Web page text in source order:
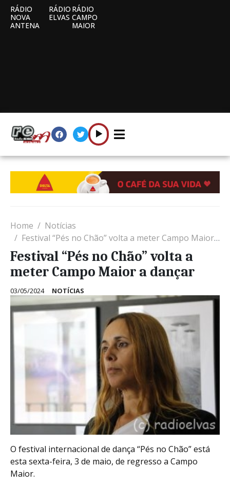
RÁDIO
NOVA
ANTENA
RÁDIO
ELVAS
RÁDIO
CAMPO
MAIOR
Home
Notícias
Festival “Pés no Chão” volta a meter Campo Maior a dançar
Festival “Pés no Chão” volta a
meter Campo Maior a dançar
03/05/2024 NOTÍCIAS
O festival internacional de dança “Pés no Chão” está
esta sexta-feira, 3 de maio, de regresso a Campo
Maior.